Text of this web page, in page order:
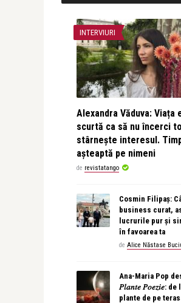
INTERVIURI
Alexandra Văduva: Viața
scurtă ca să nu încerci
stârnește interesul.
așteaptă pe nimeni
de revistatango
Cosmin Filipaș:
business curat,
lucrurile pur și
în favoarea ta
de Alice Năstase
Ana-Maria Pop
𝑃𝑙𝑎𝑛𝑡𝑒 𝑃𝑜𝑒𝑧𝑖𝑒:
plante de pe